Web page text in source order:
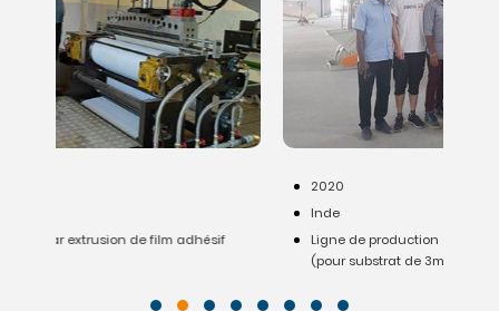
Ligne de production de membranes d'étanchéité